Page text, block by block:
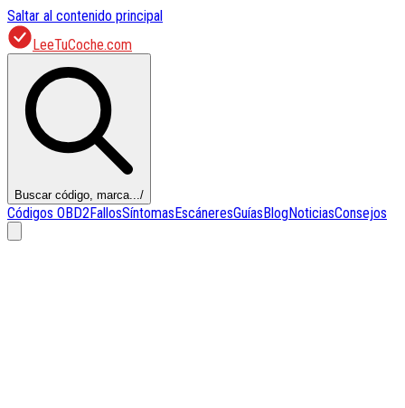
Saltar al contenido principal
LeeTuCoche.com
Buscar código, marca.../
Códigos OBD2FallosSíntomasEscáneresGuíasBlogNoticiasConsejos